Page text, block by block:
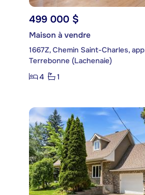
499 000 $
Maison à vendre
1667Z, Chemin Saint-Charles,
Terrebonne (Lachenaie)
4
1